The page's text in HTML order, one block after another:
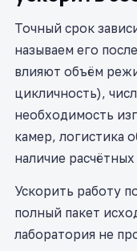
Точный срок
называем его
влияют объём
цикличность),
необходимость
камер, логистика
наличие
Ускорить работу
полный пакет
лаборатория не